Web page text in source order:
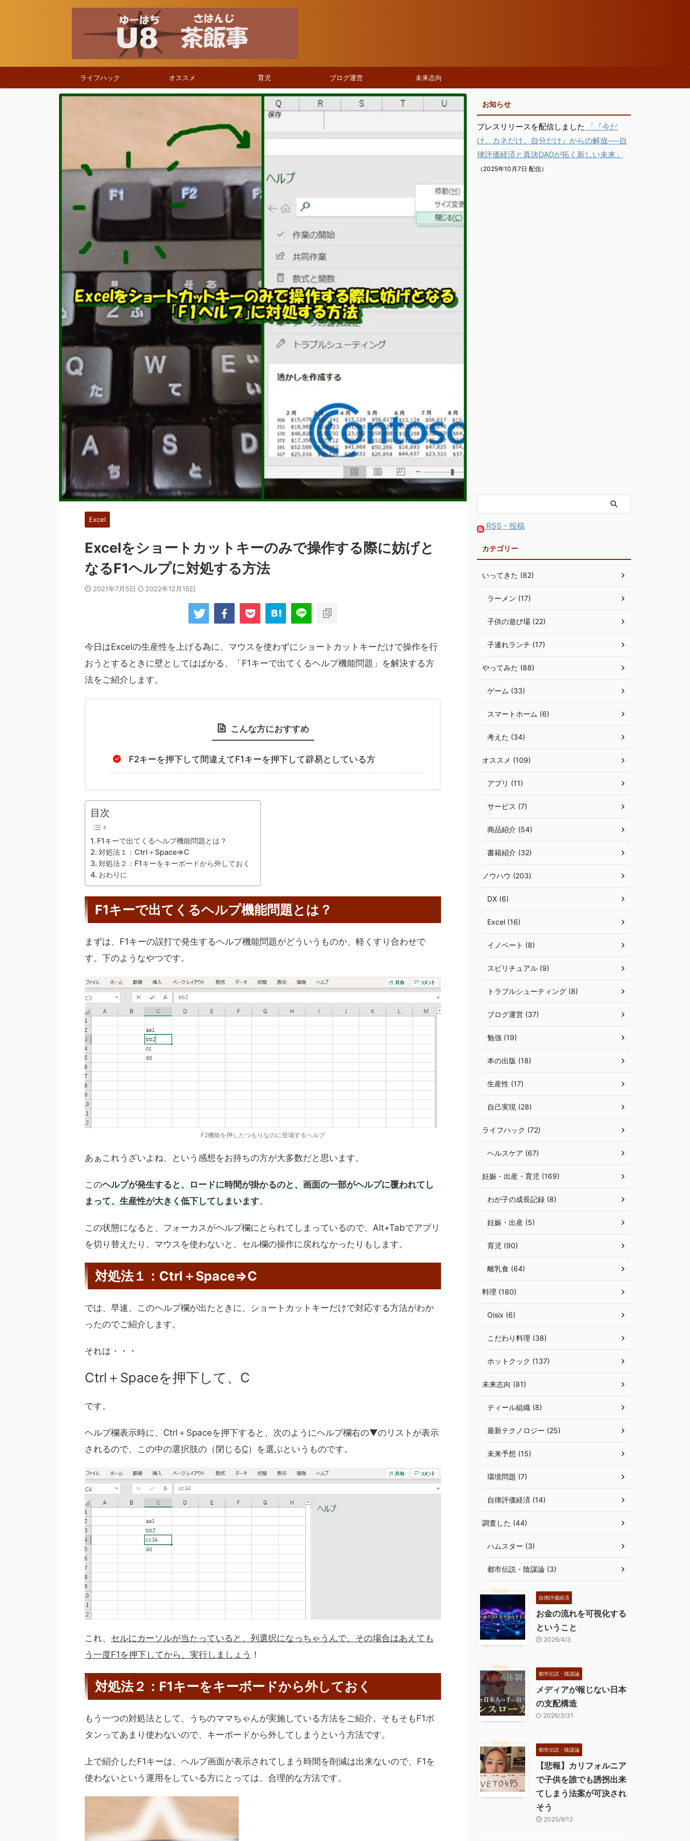
ライフハック オススメ 育児 ブログ運営 未来志向
Excel
Excelをショートカットキーのみで操作する際に妨げと
なるF1ヘルプに対処する方法
2021年7月5日 2022年12月15日
今日はExcelの生産性を上げる為に、マウスを使わずにショートカットキーだけで操作を行
おうとするときに壁としてはばかる、「F1キーで出てくるヘルプ機能問題」を解決する方
法をご紹介します。
こんな方におすすめ
F2キーを押下して間違えてF1キーを押下して辟易としている方
目次
F1キーで出てくるヘルプ機能問題とは？
対処法１：Ctrl＋Space⇒C
対処法２：F1キーをキーボードから外しておく
おわりに
F1キーで出てくるヘルプ機能問題とは？
まずは、F1キーの誤打で発生するヘルプ機能問題がどういうものか、軽くすり合わせで
す。下のようなやつです。
F2機能を押したつもりなのに登場するヘルプ
あぁこれうざいよね、という感想をお持ちの方が大多数だと思います。
このヘルプが発生すると、ロードに時間が掛かるのと、画面の一部がヘルプに覆われてし
まって、生産性が大きく低下してしまいます。
この状態になると、フォーカスがヘルプ欄にとられてしまっているので、Alt+Tabでアプリ
を切り替えたり、マウスを使わないと、セル欄の操作に戻れなかったりもします。
対処法１：Ctrl＋Space⇒C
では、早速、このヘルプ欄が出たときに、ショートカットキーだけで対応する方法がわか
ったのでご紹介します。
それは・・・
Ctrl＋Spaceを押下して、C
です。
ヘルプ欄表示時に、Ctrl＋Spaceを押下すると、次のようにヘルプ欄右の▼のリストが表示
されるので、この中の選択肢の（閉じるC）を選ぶというものです。
これ、 セルにカーソルが当たっていると、列選択になっちゃうんで、その場合はあえても
う一度F1を押下してから、実行しましょう ！
対処法２：F1キーをキーボードから外しておく
もう一つの対処法として、うちのママちゃんが実施している方法をご紹介。そもそもF1ボ
タンってあまり使わないので、キーボードから外してしまうという方法です。
上で紹介したF1キーは、ヘルプ画面が表示されてしまう時間を削減は出来ないので、F1を
使わないという運用をしている方にとっては、合理的な方法です。
お知らせ
プレスリリースを配信しました
「『今だ
け、カネだけ、自分だけ』からの解放──自
律評価経済と真決DAOが拓く新しい未来」
（2025年10月7日 配信）
RSS - 投稿
カテゴリー
いってきた (82)
ラーメン (17)
子供の遊び場 (22)
子連れランチ (17)
やってみた (88)
ゲーム (33)
スマートホーム (6)
考えた (34)
オススメ (109)
アプリ (11)
サービス (7)
商品紹介 (54)
書籍紹介 (32)
ノウハウ (203)
DX (6)
Excel (16)
イノベート (8)
スピリチュアル (9)
トラブルシューティング (8)
ブログ運営 (37)
勉強 (19)
本の出版 (18)
生産性 (17)
自己実現 (28)
ライフハック (72)
ヘルスケア (67)
妊娠・出産・育児 (169)
わが子の成長記録 (8)
妊娠・出産 (5)
育児 (90)
離乳食 (64)
料理 (180)
Oisix (6)
こだわり料理 (38)
ホットクック (137)
未来志向 (81)
ティール組織 (8)
最新テクノロジー (25)
未来予想 (15)
環境問題 (7)
自律評価経済 (14)
調査した (44)
ハムスター (3)
都市伝説・陰謀論 (3)
自律評価経済
お金の流れを可視化する
ということ
2026/4/3
都市伝説・陰謀論
メディアが報じない日本
の支配構造
2026/3/31
都市伝説・陰謀論
【悲報】カリフォルニア
で子供を誰でも誘拐出来
てしまう法案が可決され
そう
2025/9/12